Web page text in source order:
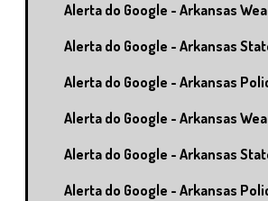
Alerta do Google - Arkansas
Alerta do Google - Arkansas
Alerta do Google - Arkansas
Alerta do Google - Arkansas
Alerta do Google - Arkansas
Alerta do Google - Arkansas